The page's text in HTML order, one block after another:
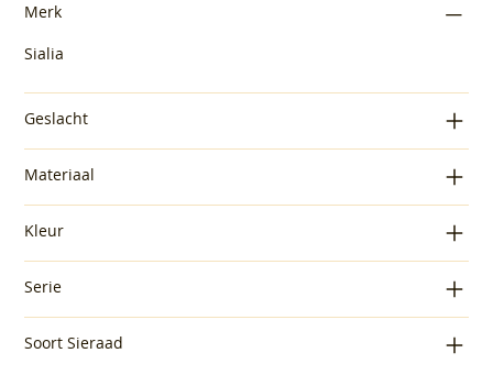
Merk
Sialia
Geslacht
Materiaal
Kleur
Serie
Soort Sieraad